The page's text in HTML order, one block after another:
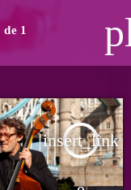
1
insert_link